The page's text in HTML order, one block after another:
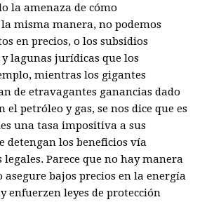
la amenaza de cómo
misma manera, no podemos
en precios, o los subsidios
lagunas jurídicas que los
mientras los gigantes
de etravagantes ganancias dado
el petróleo y gas, se nos dice que es
una tasa impositiva a sus
detengan los beneficios vía
Parece que no hay manera
asegure bajos precios en la energía
enfuerzen leyes de protección